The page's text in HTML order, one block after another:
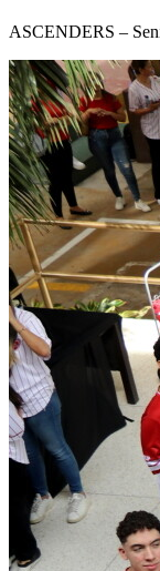
ASCENDERS –